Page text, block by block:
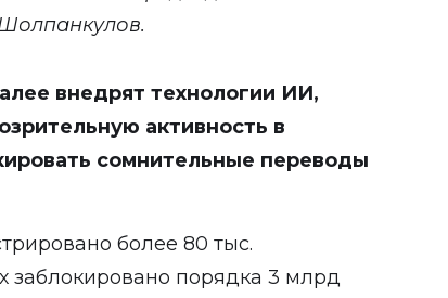
внедрят технологии ИИ,
активность в
сомнительные переводы
более 80 тыс.
заблокировано порядка 3 млрд